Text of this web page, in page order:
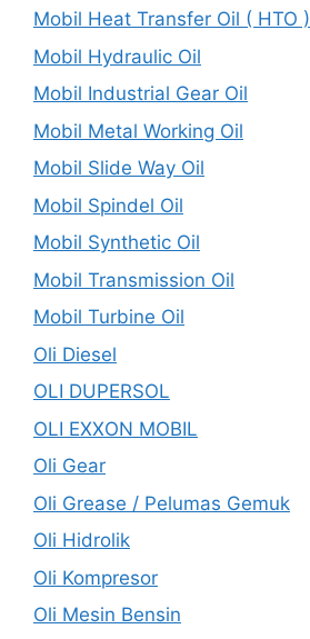
Mobil Heat Transfer Oil ( HTO )
Mobil Hydraulic Oil
Mobil Industrial Gear Oil
Mobil Metal Working Oil
Mobil Slide Way Oil
Mobil Spindel Oil
Mobil Synthetic Oil
Mobil Transmission Oil
Mobil Turbine Oil
Oli Diesel
OLI DUPERSOL
OLI EXXON MOBIL
Oli Gear
Oli Grease / Pelumas Gemuk
Oli Hidrolik
Oli Kompresor
Oli Mesin Bensin